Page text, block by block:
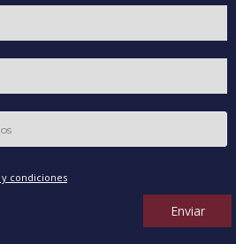
condiciones
Enviar